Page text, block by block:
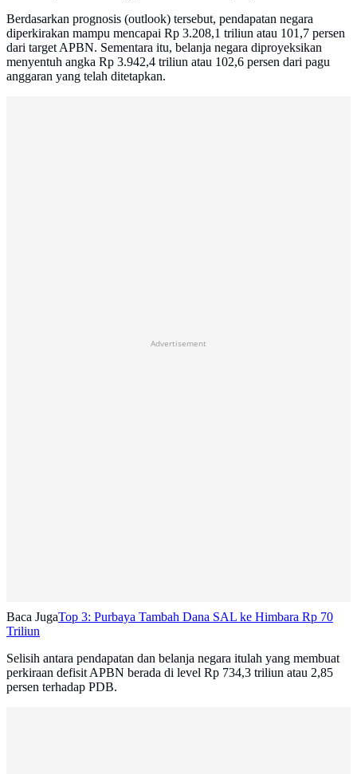
Berdasarkan prognosis (outlook) tersebut, pendapatan negara
diperkirakan mampu mencapai Rp 3.208,1 triliun atau 101,7 persen
dari target APBN. Sementara itu, belanja negara diproyeksikan
menyentuh angka Rp 3.942,4 triliun atau 102,6 persen dari pagu
anggaran yang telah ditetapkan.
Advertisement
Baca JugaTop 3: Purbaya Tambah Dana SAL ke Himbara Rp 70
Triliun
Selisih antara pendapatan dan belanja negara itulah yang membuat
perkiraan defisit APBN berada di level Rp 734,3 triliun atau 2,85
persen terhadap PDB.